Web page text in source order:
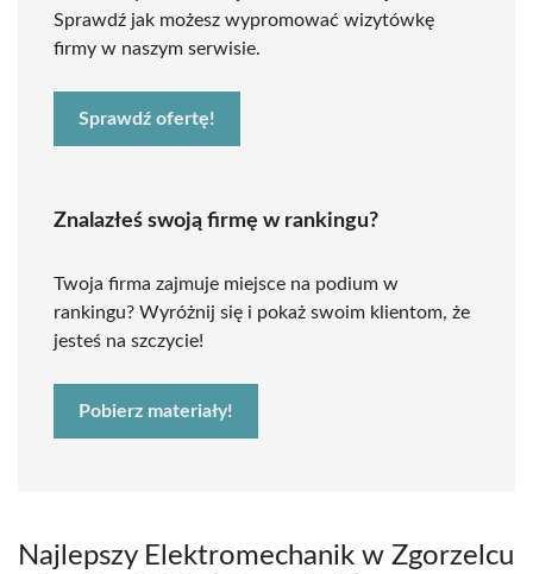
Sprawdź jak możesz wypromować wizytówkę
firmy w naszym serwisie.
Sprawdź ofertę!
Znalazłeś swoją firmę w rankingu?
Twoja firma zajmuje miejsce na podium w
rankingu? Wyróżnij się i pokaż swoim klientom, że
jesteś na szczycie!
Pobierz materiały!
Najlepszy Elektromechanik w Zgorzelcu